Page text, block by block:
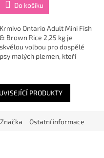
Do košíku
Krmivo Ontario Adult Mini Fish
& Brown Rice 2,25 kg je
skvělou volbou pro dospělé
psy malých plemen, kteří
🍚. Jemná...
PRODUKTY
Značka Ostatní informace